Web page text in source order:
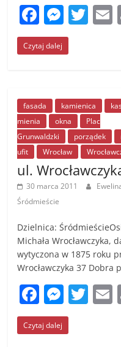
F
a
c
b
o
o
k
M
e
ss
n
g
er
T
Czytaj dalej
fasada kamienica
mienia
okna
Plac
Grunwaldzki
porządek
ufit
Wrocław
ul.
30 marca 2011
Śródmieście
Dzielnica:
Michała Wrocławczyka,
wytyczona w 1875 roku
Wrocławczyka 37 Dobra
F
a
c
M
e
ss
T
Czytaj dalej